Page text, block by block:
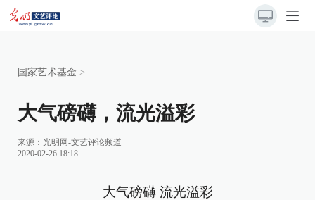
国家艺术基金 >
大气磅礴，流光溢彩
来源： 光明网-文艺评论频道
2020-02-26 18:18
大气磅礴 流光溢彩